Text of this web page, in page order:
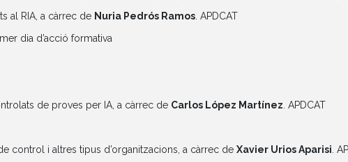
al RIA, a càrrec de Nuria Pedrós Ramos . APDCAT
dia d’acció formativa
de proves per IA, a càrrec de Carlos López Martínez . APDCAT
control i altres tipus d’organitzacions, a càrrec de Xavier Urios Aparisi .